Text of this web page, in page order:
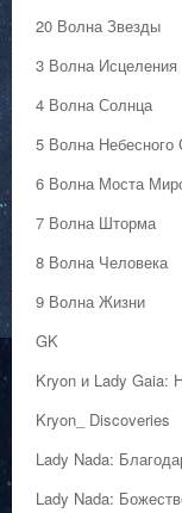
20 Волна Звезды
3 Волна Исцеления
4 Волна Солнца
5 Волна Небесного
6 Волна Моста
7 Волна Шторма
8 Волна Человека
9 Волна Жизни
GK
Kryon и Lady Gaia:
Kryon_ Discoveries
Lady Nada:
Lady Nada: